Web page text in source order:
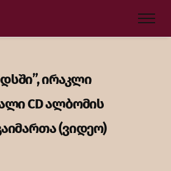
ირაკლი
CD ალბომის
(ვიდეო)